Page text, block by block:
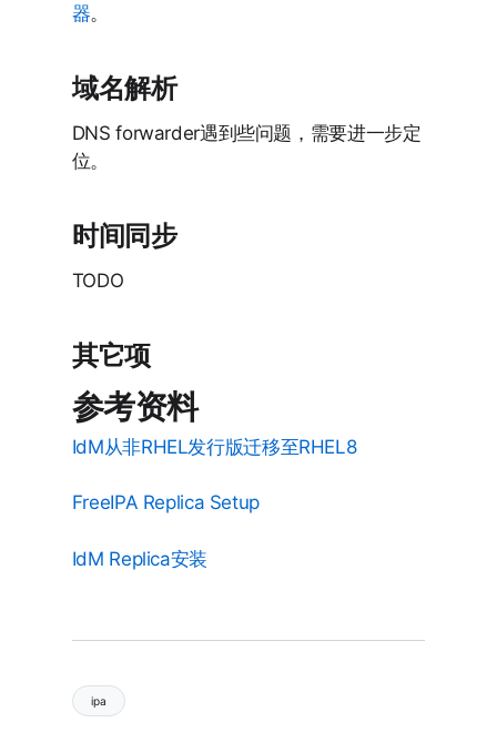
器。
域名解析
DNS forwarder遇到些问题，需要进一步定
位。
时间同步
TODO
其它项
参考资料
IdM从非RHEL发行版迁移至RHEL8
FreeIPA Replica Setup
IdM Replica安装
ipa